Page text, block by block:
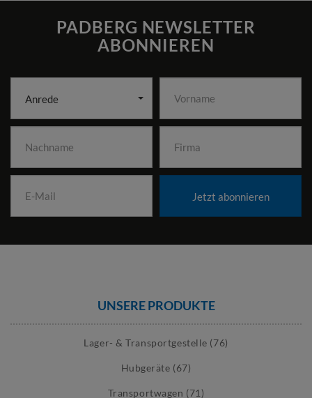
PADBERG NEWSLETTER
ABONNIEREN
Anrede
Jetzt abonnieren
UNSERE PRODUKTE
Lager- & Transportgestelle (76)
Hubgeräte (67)
Transportwagen (71)